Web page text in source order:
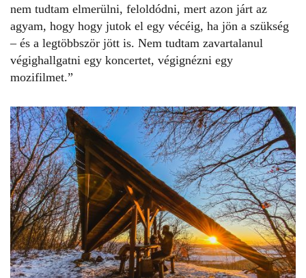
nem tudtam elmerülni, feloldódni, mert azon járt az
agyam, hogy hogy jutok el egy vécéig, ha jön a szükség
– és a legtöbbször jött is. Nem tudtam zavartalanul
végighallgatni egy koncertet, végignézni egy
mozifilmet.”